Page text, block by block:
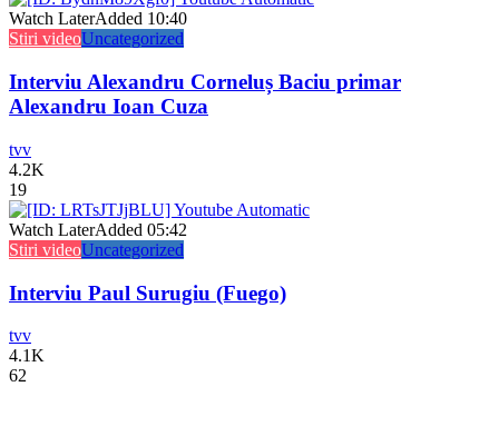
Watch LaterAdded 10:40
Stiri videoUncategorized
Interviu Alexandru Corneluș Baciu primar
Alexandru Ioan Cuza
tvv
4.2K
19
Watch LaterAdded 05:42
Stiri videoUncategorized
Interviu Paul Surugiu (Fuego)
tvv
4.1K
62